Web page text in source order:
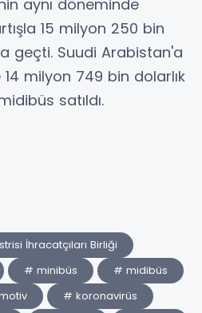
aynı döneminde
15 milyon 250 bin
geçti. Suudi Arabistan'a
milyon 749 bin dolarlık
satıldı.
İhracatçıları Birliği
# minibüs
# midibüs
# koronavirüs